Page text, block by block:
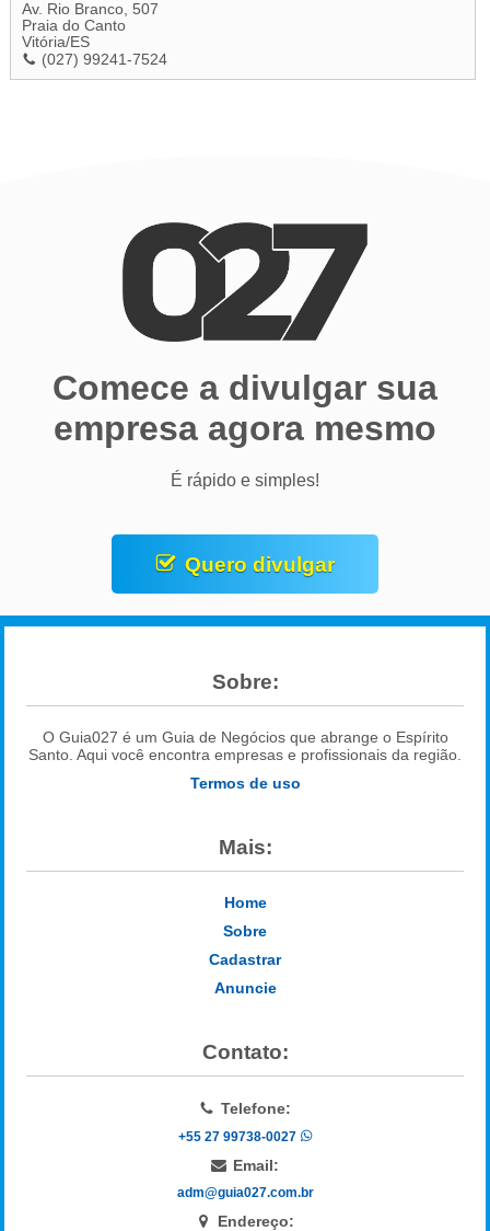
Av. Rio Branco, 507
Praia do Canto
Vitória/ES
(027) 99241-7524
Comece a divulgar sua
empresa agora mesmo
É rápido e simples!
Quero divulgar
Sobre:
O Guia027 é um Guia de Negócios que abrange o Espírito
Santo. Aqui você encontra empresas e profissionais da região.
Termos de uso
Mais:
Home
Sobre
Cadastrar
Anuncie
Contato:
Telefone:
+55 27 99738-0027
Email:
adm@guia027.com.br
Endereço: